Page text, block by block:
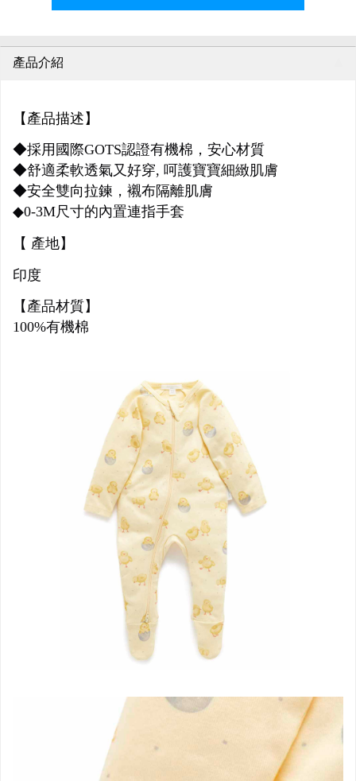
產品介紹
【產品描述】
◆採用國際GOTS認證有機棉，安心材質
◆舒適柔軟透氣又好穿, 呵護寶寶細緻肌膚
◆安全雙向拉鍊，襯布隔離肌膚
◆0-3M尺寸的內置連指手套
【 產地】
印度
【產品材質】
100%有機棉